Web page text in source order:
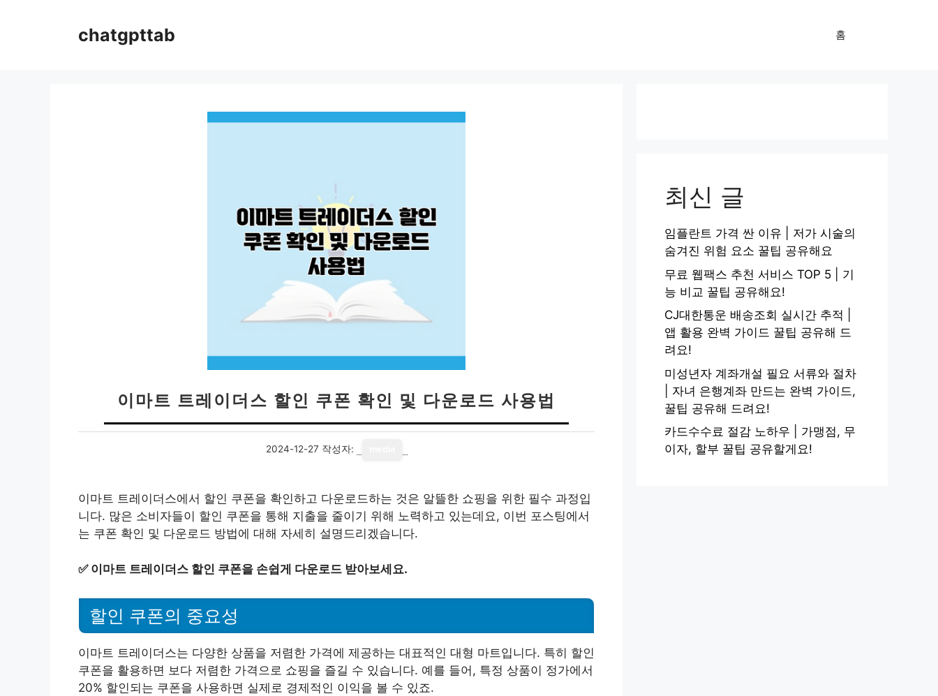
chatgpttab 홈
이마트 트레이더스 할인 쿠폰 확인 및 다운로드 사용법
2024-12-27 작성자:
이마트 트레이더스에서 할인 쿠폰을 확인하고 다운로드하는 것은 알뜰한 쇼핑을 위한 필수 과정입
니다. 많은 소비자들이 할인 쿠폰을 통해 지출을 줄이기 위해 노력하고 있는데요, 이번 포스팅에서
는 쿠폰 확인 및 다운로드 방법에 대해 자세히 설명드리겠습니다.
✅ 이마트 트레이더스 할인 쿠폰을 손쉽게 다운로드 받아보세요.
할인 쿠폰의 중요성
이마트 트레이더스는 다양한 상품을 저렴한 가격에 제공하는 대표적인 대형 마트입니다. 특히 할인
쿠폰을 활용하면 보다 저렴한 가격으로 쇼핑을 즐길 수 있습니다. 예를 들어, 특정 상품이 정가에서
20% 할인되는 쿠폰을 사용하면 실제로 경제적인 이익을 볼 수 있죠.
최신 글
임플란트 가격 싼 이유 | 저가 시술의
숨겨진 위험 요소 꿀팁 공유해요
무료 웹팩스 추천 서비스 TOP 5 | 기
능 비교 꿀팁 공유해요!
CJ대한통운 배송조회 실시간 추적 |
앱 활용 완벽 가이드 꿀팁 공유해 드
려요!
미성년자 계좌개설 필요 서류와 절차
| 자녀 은행계좌 만드는 완벽 가이드,
꿀팁 공유해 드려요!
카드수수료 절감 노하우 | 가맹점, 무
이자, 할부 꿀팁 공유할게요!